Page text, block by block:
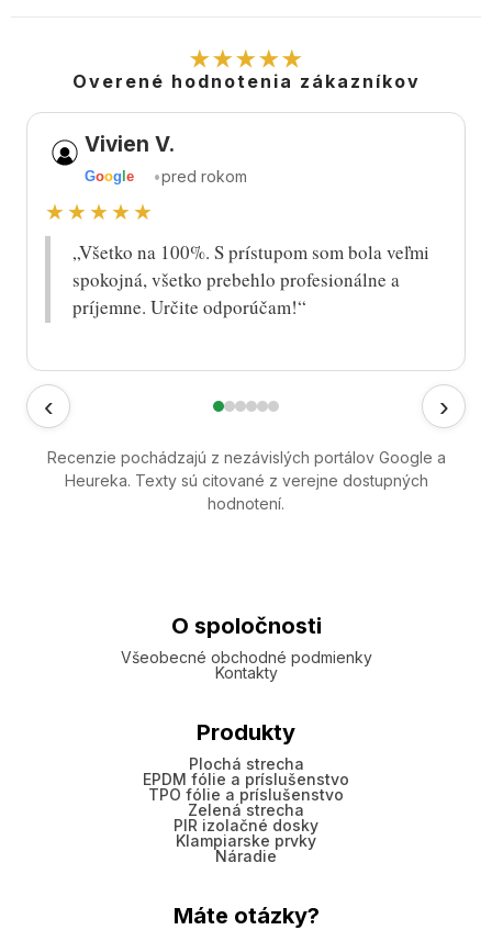
★★★★★
Overené hodnotenia zákazníkov
‹
Vivien V.
Goog le •pred rokom
★★★★★
„Všetko na 100%. S prístupom som bola veľmi
spokojná, všetko prebehlo profesionálne a
príjemne. Určite odporúčam!“
›
Recenzie pochádzajú z nezávislých portálov Google a
Heureka. Texty sú citované z verejne dostupných
hodnotení.
O spoločnosti
Všeobecné obchodné podmienky
Kontakty
Produkty
Plochá strecha
EPDM fólie a príslušenstvo
TPO fólie a príslušenstvo
Zelená strecha
PIR izolačné dosky
Klampiarske prvky
Náradie
Máte otázky?